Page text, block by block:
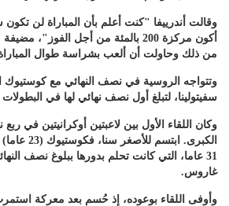
وقالت أندرييفا "كنت أعلم بأن المباراة لن
أكون مركزة 200 بالمئة من أجل
من ذلك وحاولت أن ألعب بشراسة طوال
وتتواجه الروسية في نصف النهائي مع كوستيوك
سفيتولينا، لتبلغ أول نصف نهائي لها في
وكان اللقاء الأول بين لاعبتين أوكرانيتين في
الكبرى.
31 عاما، التي كانت تحلم بدورها ببلوغ نصف
غاروس.
وأوفى اللقاء بوعوده، إذ حُسم بعد معركة استمرت